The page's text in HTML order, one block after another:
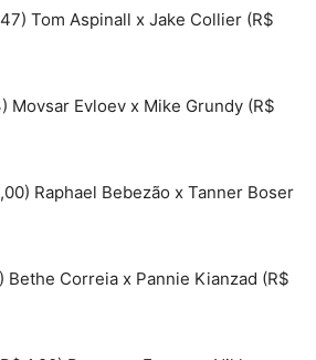
Tom Aspinall x Jake Collier (R$
Movsar Evloev x Mike Grundy (R$
Raphael Bebezão x Tanner Boser
Bethe Correia x Pannie Kianzad (R$